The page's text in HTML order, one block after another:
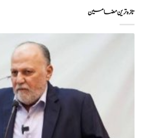
تازہ ترین مضامین